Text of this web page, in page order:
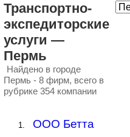
Транспортно-
экспедиторские
услуги —
Пермь
Найдено в городе
Пермь - 8 фирм, всего в
рубрике 354 компании
1. ООО Бетта